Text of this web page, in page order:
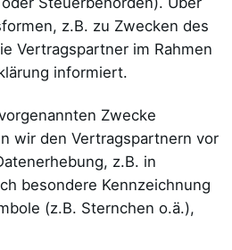
z.B. zu Zwecken des
Vertragspartner im Rahmen
informiert.
Zwecke
wir den Vertragspartnern vor
z.B. in
besondere Kennzeichnung
(z.B. Sternchen o.ä.),